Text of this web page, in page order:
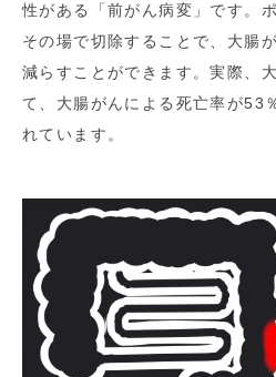
性がある「前がん病変」です。
その場で切除することで、大腸
減らすことができます。実際、
て、大腸がんによる死亡率が53
れています。